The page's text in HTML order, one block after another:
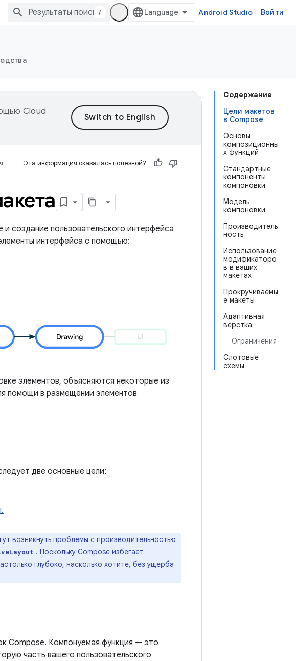
/ Android Studio Войти
Содержание
Цели макетов
в Compose
Основы
композиционны
х функций
Стандартные
компоненты
компоновки
Модель
компоновки
Производитель
ность
Использование
модификаторо
в в ваших
макетах
Прокручиваемы
е макеты
Адаптивная
верстка
Ограничения
Слотовые
схемы
Cloud
Эта информация оказалась полезной?
создание пользовательского интерфейса
интерфейса с помощью:
элементов, объясняются некоторые из
помощи в размещении элементов
две основные цели:
возникнуть проблемы с производительностью
. Поскольку Compose избегает
глубоко, насколько хотите, без ущерба
Compose. Компонуемая функция — это
часть вашего пользовательского